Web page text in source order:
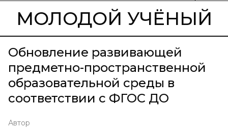
МОЛОДОЙ УЧЁНЫЙ
Обновление развивающей
предметно-пространственной
образовательной среды в
соответствии с ФГОС ДО
Автор